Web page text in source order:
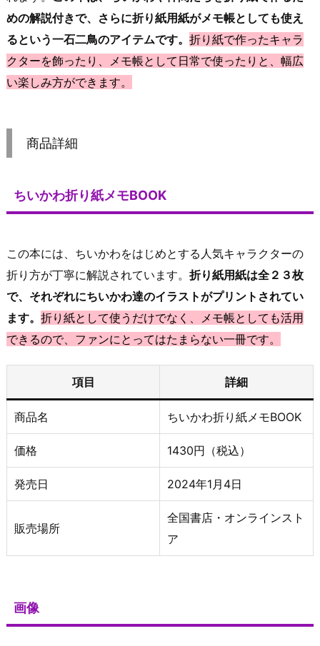
めの解説付きで、さらに折り紙用紙がメモ帳としても使え
るという一石二鳥のアイテムです。 折り紙で作ったキャラ
クターを飾ったり、メモ帳として日常で使ったりと、幅広
い楽しみ方ができます。
商品詳細
ちいかわ折り紙メモBOOK
この本には、ちいかわをはじめとする人気キャラクターの
折り方が丁寧に解説されています。 折り紙用紙は全２３枚
で、それぞれにちいかわ達のイラストがプリントされてい
ます。 折り紙として使うだけでなく、メモ帳としても活用
できるので、ファンにとってはたまらない一冊です。
項目 詳細
商品名 ちいかわ折り紙メモBOOK
価格 1430円（税込）
発売日 2024年1月4日
販売場所
全国書店・オンラインスト
ア
画像